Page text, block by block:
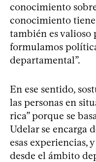
conocimiento
conocimiento
también es valioso
formulamos
departamental”.
En ese sentido,
las personas en
rica” porque se
Udelar se encarga
esas experiencias,
desde el ámbito